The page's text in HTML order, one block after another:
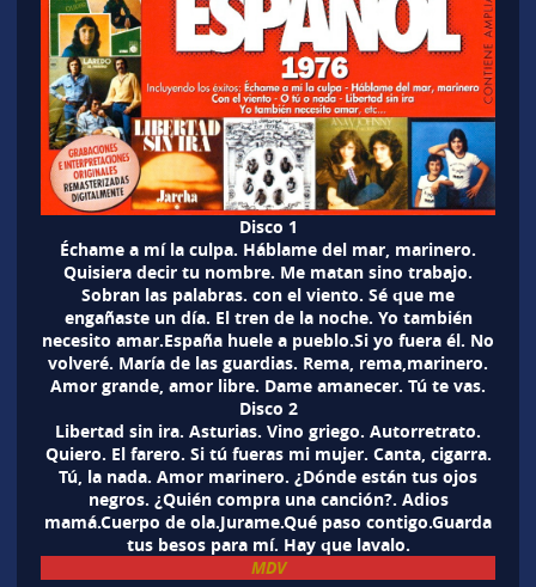
Disco 1
Échame a mí la culpa. Háblame del mar, marinero.
Quisiera decir tu nombre. Me matan sino trabajo.
Sobran las palabras. con el viento. Sé que me
engañaste un día. El tren de la noche. Yo también
necesito amar.España huele a pueblo.Si yo fuera él. No
volveré. María de las guardias. Rema, rema,marinero.
Amor grande, amor libre. Dame amanecer. Tú te vas.
Disco 2
Libertad sin ira. Asturias. Vino griego. Autorretrato.
Quiero. El farero. Si tú fueras mi mujer. Canta, cigarra.
Tú, la nada. Amor marinero. ¿Dónde están tus ojos
negros. ¿Quién compra una canción?. Adios
mamá.Cuerpo de ola.Jurame.Qué paso contigo.Guarda
tus besos para mí. Hay que lavalo.
MDV